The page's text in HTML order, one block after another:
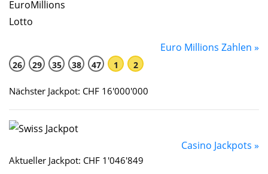
Euro Millions Zahlen »
26 29 35 38 47 1 2
Nächster Jackpot: CHF 16'000'000
Casino Jackpots »
Aktueller Jackpot: CHF 1'046'849